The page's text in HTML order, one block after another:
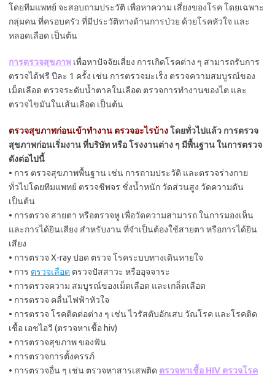
โดยทีมแพทย์ จะสอบถามประวัติ เพื่อหาความ เสี่ยงของโรค โดยเฉพาะ
กลุ่มคน ที่ครอบครัว ที่มีประวัติทางด้านการป่วย ด้วยโรคหัวใจ และ
หลอดเลือด เป็นต้น
การตรวจสุขภาพ เพื่อหาปัจจัยเสี่ยง การเกิดโรคต่าง ๆ สามารถรับการ
ตรวจได้ฟรี ปีละ 1 ครั้ง เช่น การตรวจมะเร็ง ตรวจความสมบูรณ์ของ
เม็ดเลือด ตรวจระดับน้ำตาลในเลือด ตรวจการทำงานของไต และ
ตรวจไขมันในเส้นเลือด เป็นต้น
ตรวจสุขภาพก่อนเข้าทํางาน ตรวจอะไรบ้างโดยทั่วไปแล้ว การตรวจ
สุขภาพก่อนเริ่มงาน ที่บริษัท หรือ โรงงานต่าง ๆ มีพื้นฐาน ในการตรวจ
ดังต่อไปนี้
• การ ตรวจสุขภาพพื้นฐาน เช่น การถามประวัติ และตรวจร่างกาย
ทั่วไปโดยทีมแพทย์ ตรวจชีพจร ชั่งน้ำหนัก วัดส่วนสูง วัดความดัน
เป็นต้น
• การตรวจ สายตา หรือตรวจหู เพื่อวัดความสามารถ ในการมองเห็น
และการได้ยินเสียง สำหรับงาน ที่จำเป็นต้องใช้สายตา หรือการได้ยิน
เสียง
• การตรวจ X-ray ปอด ตรวจ โรคระบบทางเดินหายใจ
• การ ตรวจเลือด ตรวจปัสสาวะ หรืออุจจาระ
• การตรวจความ สมบูรณ์ของเม็ดเลือด และเกล็ดเลือด
• การตรวจ คลื่นไฟฟ้าหัวใจ
• การตรวจ โรคติดต่อต่าง ๆ เช่น ไวรัสตับอักเสบ วัณโรค และโรคติด
เชื้อ เอชไอวี (ตรวจหาเชื้อ hiv)
• การตรวจสุขภาพ ของฟัน
• การตรวจการตั้งครรภ์
• การตรวจอื่น ๆ เช่น ตรวจหาสารเสพติด ตรวจหาเชื้อ HIV ตรวจโรค